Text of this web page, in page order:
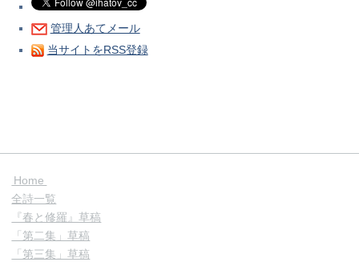
管理人あてメール
当サイトをRSS登録
Home
全詩一覧
『春と修羅』草稿
「第二集」草稿
「第三集」草稿